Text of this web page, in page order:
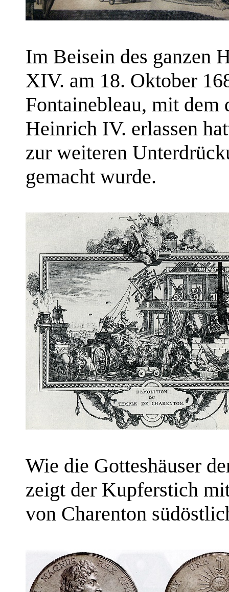
Im Beisein des ganzen
XIV. am 18. Oktober
Fontainebleau, mit dem
Heinrich IV. erlassen
zur weiteren
gemacht wurde.
Wie die Gotteshäuser
zeigt der Kupferstich
von Charenton